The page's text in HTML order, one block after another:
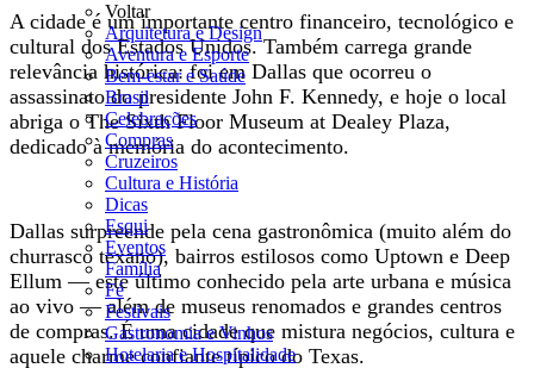
Voltar
Arquitetura e Design
Aventura e Esporte
Bem-estar e Saúde
Brasil
Celebrações
Compras
Cruzeiros
Cultura e História
Dicas
Esqui
Eventos
Família
Fé
Festivais
Gastronomia e Vinhos
Hotelaria e Hospitalidade
A cidade é um importante centro financeiro, tecnológico e
cultural dos Estados Unidos. Também carrega grande
relevância histórica: foi em Dallas que ocorreu o
assassinato do presidente John F. Kennedy, e hoje o local
abriga o The Sixth Floor Museum at Dealey Plaza,
dedicado à memória do acontecimento.
Dallas surpreende pela cena gastronômica (muito além do
churrasco texano), bairros estilosos como Uptown e Deep
Ellum — este último conhecido pela arte urbana e música
ao vivo — além de museus renomados e grandes centros
de compras. É uma cidade que mistura negócios, cultura e
aquele charme confiante típico do Texas.